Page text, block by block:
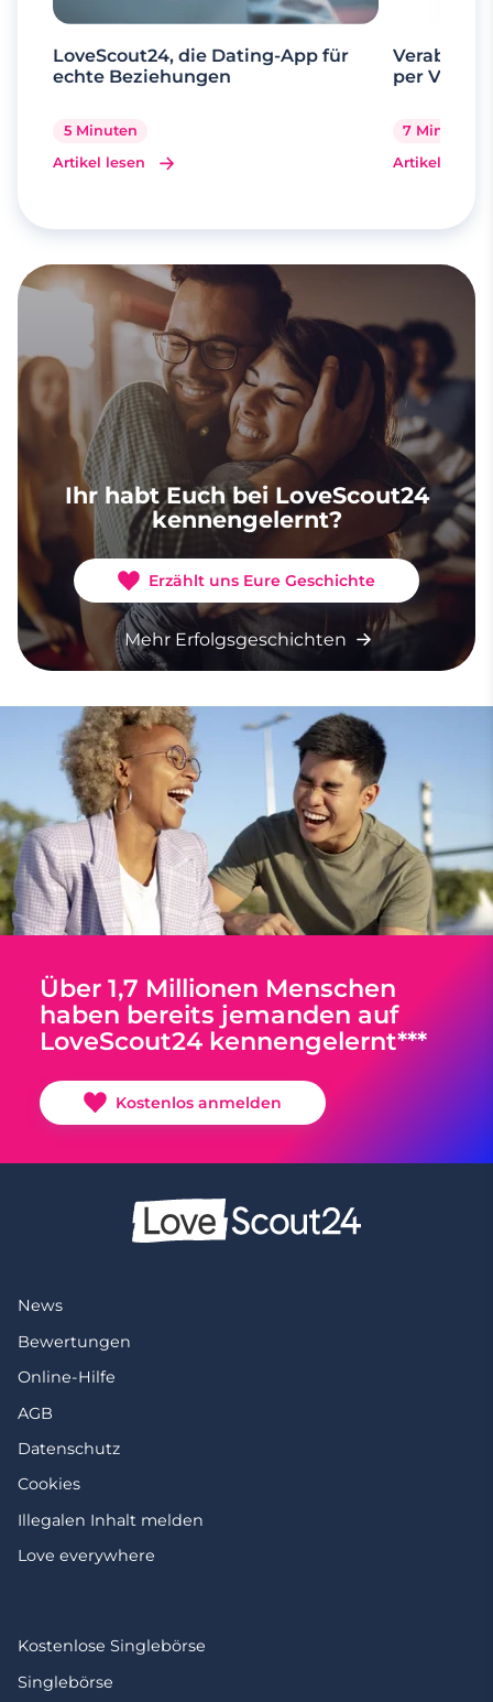
LoveScout24, die Dating-App für
echte Beziehungen
5 Minuten
Artikel lesen
per
7 Minuten
Artikel lesen
Ihr habt Euch bei LoveScout24
kennengelernt?
Erzählt uns Eure Geschichte
Mehr Erfolgsgeschichten
Über 1,7 Millionen Menschen
haben bereits jemanden auf
LoveScout24 kennengelernt***
Kostenlos anmelden
News
Bewertungen
Online-Hilfe
AGB
Datenschutz
Cookies
Illegalen Inhalt melden
Love everywhere
Kostenlose Singlebörse
Singlebörse